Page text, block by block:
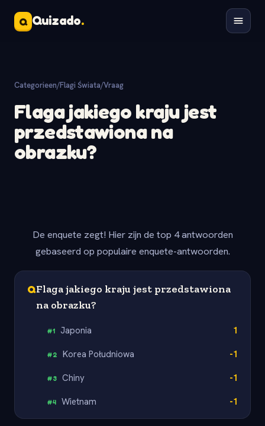
Q Quizado.
Categorieen/Flagi Świata/Vraag
Flaga jakiego kraju jest
przedstawiona na
obrazku?
De enquete zegt! Hier zijn de top 4 antwoorden
gebaseerd op populaire enquete-antwoorden.
QFlaga jakiego kraju jest przedstawiona
na obrazku?
#1 Japonia 1
#2 Korea Południowa -1
#3 Chiny -1
#4 Wietnam -1